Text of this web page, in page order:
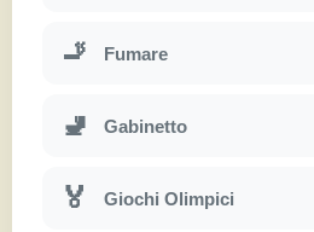
🚬 Fumare
🚽 Gabinetto
🏅 Giochi Olimpici